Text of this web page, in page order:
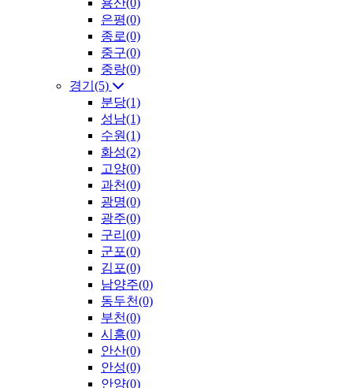
용산(0)
은평(0)
종로(0)
중구(0)
중랑(0)
경기(5)
분당(1)
성남(1)
수원(1)
화성(2)
고양(0)
과천(0)
광명(0)
광주(0)
구리(0)
군포(0)
김포(0)
남양주(0)
동두천(0)
부천(0)
시흥(0)
안산(0)
안성(0)
안양(0)